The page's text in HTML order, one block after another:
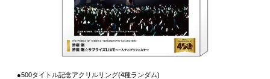
●500タイトル記念アクリルリング(4種ランダム)